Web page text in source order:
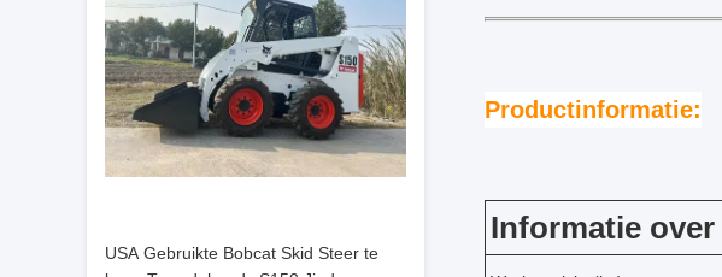
USA Gebruikte Bobcat Skid Steer te
Productinformatie:
Informatie